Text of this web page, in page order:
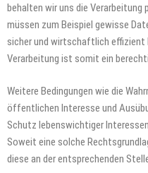
behalten wir uns die Verarbeitung
müssen zum Beispiel gewisse
sicher und wirtschaftlich effizient
Verarbeitung ist somit ein
Weitere Bedingungen wie die
öffentlichen Interesse und
Schutz lebenswichtiger
Soweit eine solche
diese an der entsprechenden